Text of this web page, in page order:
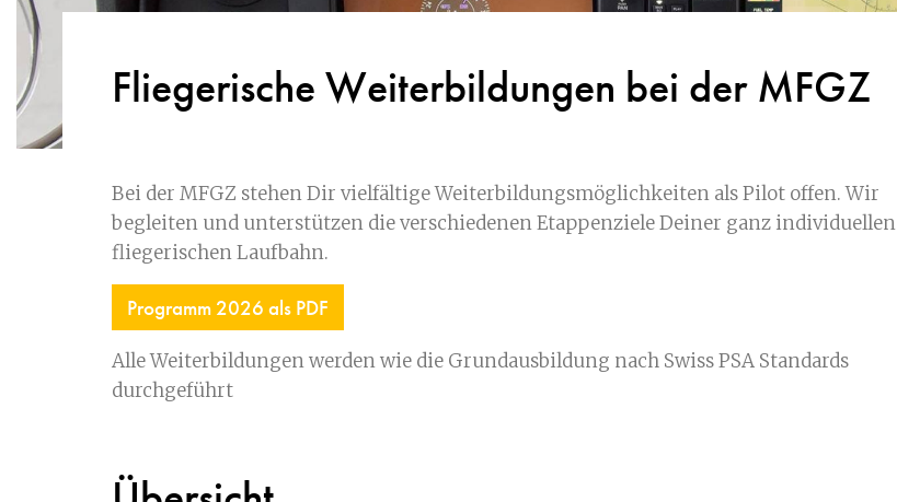
Fliegerische Weiterbildungen bei der MFGZ
Bei der MFGZ stehen Dir vielfältige Weiterbildungsmöglichkeiten als Pilot offen. Wir
begleiten und unterstützen die verschiedenen Etappenziele Deiner ganz individuellen
fliegerischen Laufbahn.
Programm 2026 als PDF
Alle Weiterbildungen werden wie die Grundausbildung nach Swiss PSA Standards
durchgeführt